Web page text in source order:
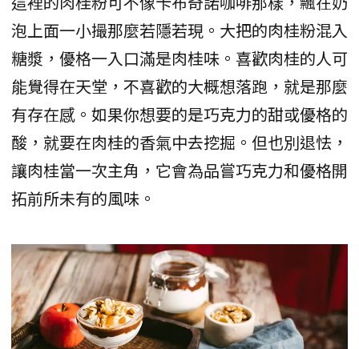
泡上面一小撮那麼若隱若現。大把的肉桂粉混入
糖漿，優格一入口滿是肉桂味。喜歡肉桂的人可
能覺得在天堂，不喜歡的大概想落跑，就是那麼
有存在感。如果你想要的是巧克力的甜或優格的
酸，就要在肉桂的香氣中去挖掘。但也別退怯，
讓肉桂當一次主角，它會為品嘗巧克力和優格開
拓前所未有的風味。